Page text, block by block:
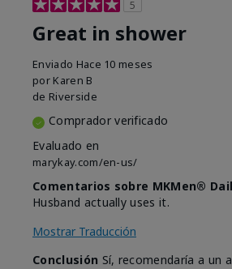
5
Great in shower
Enviado Hace 10 meses
por Karen B
de Riverside
Comprador verificado
Evaluado en
marykay.com/en-us/
Comentarios sobre MKMen®
Husband actually uses it.
Mostrar Traducción
Conclusión Sí, recomendaría a un